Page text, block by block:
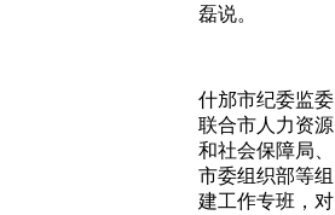
磊说。
什邡市纪委监委
联合市人力资源
和社会保障局、
市委组织部等组
建工作专班，对